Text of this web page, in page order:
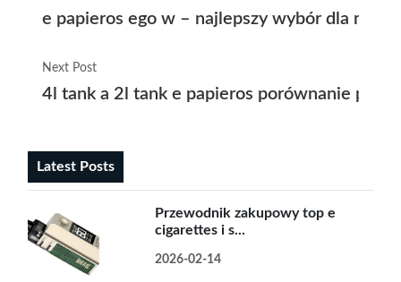
e papieros ego w – najlepszy wybór dla
Next Post
4l tank a 2l tank e papieros porównanie
Latest Posts
Przewodnik zakupowy top e
cigarettes i s...
2026-02-14